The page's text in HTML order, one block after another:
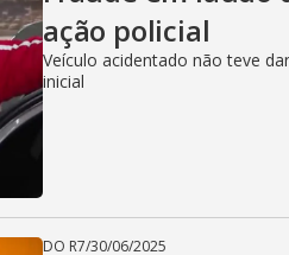
i
d
ação policial
Veículo acidentado não teve
inicial
DO R7/30/06/2025